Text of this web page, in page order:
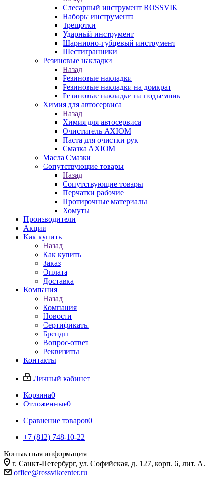
Слесарный инструмент ROSSVIK
Наборы инструмента
Трещотки
Ударный инструмент
Шарнирно-губцевый инструмент
Шестигранники
Резиновые накладки
Назад
Резиновые накладки
Резиновые накладки на домкрат
Резиновые накладки на подъемник
Химия для автосервиса
Назад
Химия для автосервиса
Очиститель AXIOM
Паста для очистки рук
Смазка AXIOM
Масла Смазки
Сопутствующие товары
Назад
Сопутствующие товары
Перчатки рабочие
Протирочные материалы
Хомуты
Производители
Акции
Как купить
Назад
Как купить
Заказ
Оплата
Доставка
Компания
Назад
Компания
Новости
Сертификаты
Бренды
Вопрос-ответ
Реквизиты
Контакты
Личный кабинет
Корзина0
Отложенные0
Сравнение товаров0
+7 (812) 748-10-22
Контактная информация
г. Санкт-Петербург, ул. Софийская, д. 127, корп. 6, лит. А.
office@rossvikcenter.ru